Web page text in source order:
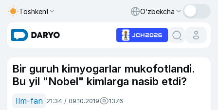
Toshkent O‘zbekcha
Bir guruh kimyogarlar mukofotlandi.
Bu yil "Nobel" kimlarga nasib etdi?
Ilm-fan 21:34 / 09.10.2019 1376